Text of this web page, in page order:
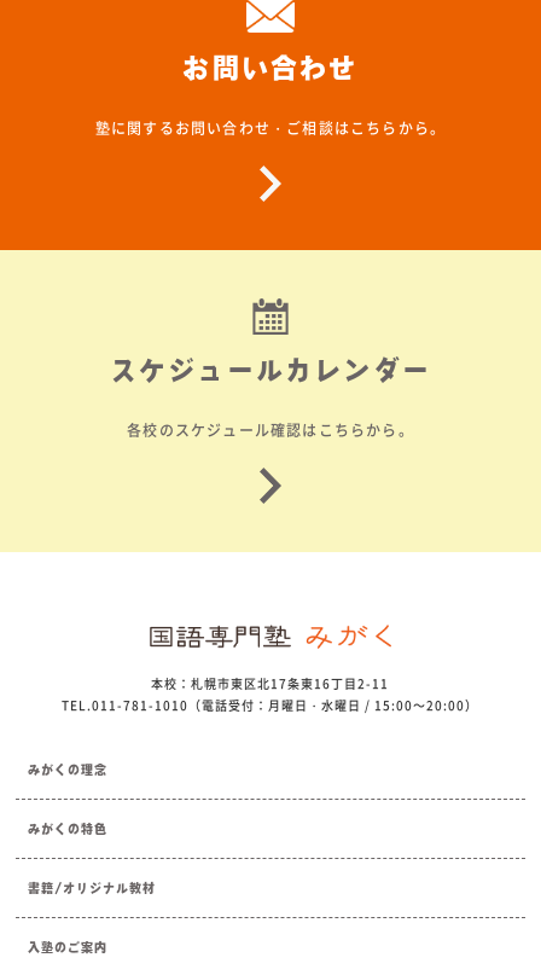
お問い合わせ
塾に関するお問い合わせ・ご相談はこちらから。
スケジュールカレンダー
各校のスケジュール確認はこちらから。
本校：札幌市東区北17条東16丁目2-11
TEL.011-781-1010（電話受付：月曜日・水曜日 / 15:00～20:00）
みがくの理念
みがくの特色
書籍/オリジナル教材
入塾のご案内